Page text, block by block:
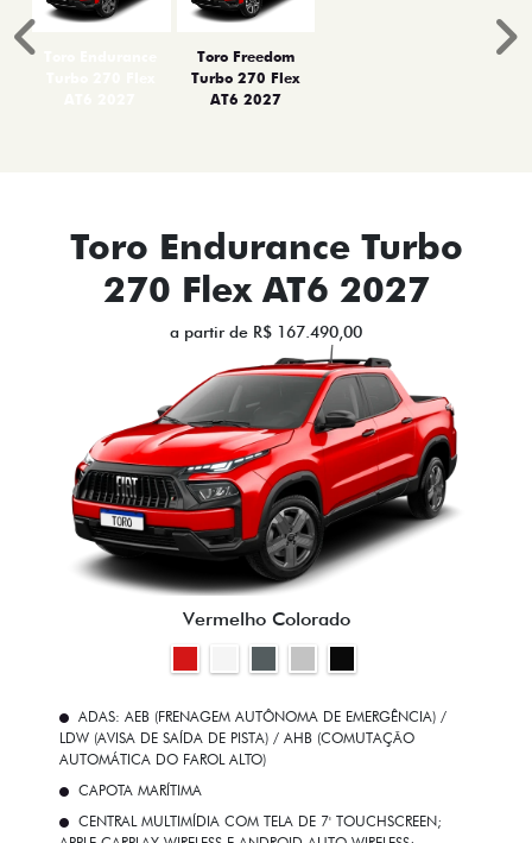
Toro Freedom
Turbo 270 Flex
AT6 2027
Anterior
Toro Endurance Turbo
270 Flex AT6 2027
a partir de R$ 167.490,00
Vermelho Colorado
ADAS: AEB (FRENAGEM AUTÔNOMA DE EMERGÊNCIA) /
LDW (AVISA DE SAÍDA DE PISTA) / AHB (COMUTAÇÃO
AUTOMÁTICA DO FAROL ALTO)
CAPOTA MARÍTIMA
CENTRAL MULTIMÍDIA COM TELA DE 7' TOUCHSCREEN;